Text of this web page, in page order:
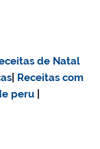
de Natal
Receitas com
peru